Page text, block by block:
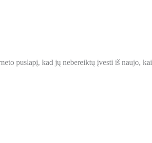
puslapį, kad jų nebereiktų įvesti iš naujo, kai